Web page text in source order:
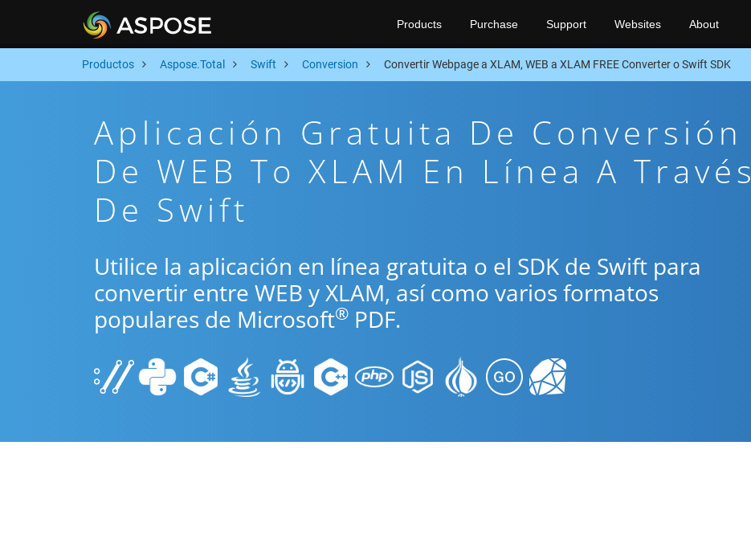
Products Purchase Support Websites About
Productos Aspose.Total Swift Conversion Convertir Webpage a XLAM, WEB a XLAM FREE Converter o Swift SDK
Aplicación Gratuita De Conversión
De WEB To XLAM En Línea A Través
De Swift
Utilice la aplicación en línea gratuita o el SDK de Swift para
convertir entre WEB y XLAM, así como varios formatos
populares de Microsoft® PDF.